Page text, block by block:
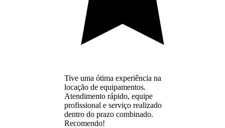
Tive uma ótima experiência na
locação de equipamentos.
Atendimento rápido, equipe
profissional e serviço realizado
dentro do prazo combinado.
Recomendo!